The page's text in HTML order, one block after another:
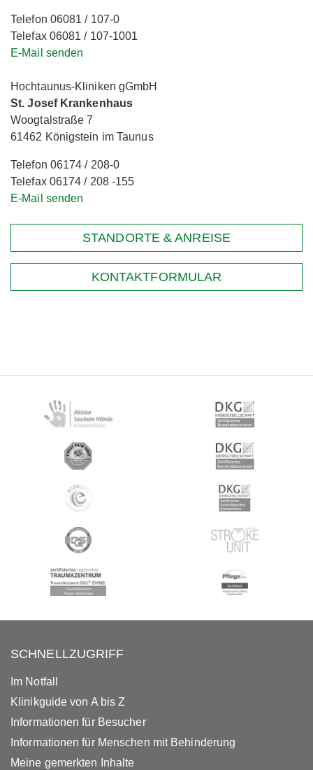
Telefon 06081 / 107-0
Telefax 06081 / 107-1001
E-Mail senden
Hochtaunus-Kliniken gGmbH
St. Josef Krankenhaus
Woogtalstraße 7
61462 Königstein im Taunus
Telefon 06174 / 208-0
Telefax 06174 / 208 -155
E-Mail senden
STANDORTE & ANREISE
KONTAKTFORMULAR
SCHNELLZUGRIFF
Im Notfall
Klinikguide von A bis Z
Informationen für Besucher
Informationen für Menschen mit Behinderung
Meine gemerkten Inhalte